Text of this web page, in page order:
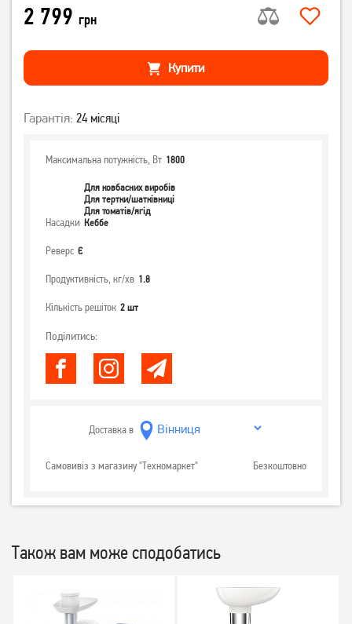
2 799 грн
Купити
Гарантія: 24 місяці
Максимальна потужність, Вт 1800
Насадки
Для ковбасних виробів
Для тертки/шатківниці
Для томатів/ягід
Кеббе
Реверс Є
Продуктивність, кг/хв 1.8
Кількість решіток 2 шт
Поділитись:
Доставка в
Самовивіз з магазину "Техномаркет" Безкоштовно
Також вам може сподобатись